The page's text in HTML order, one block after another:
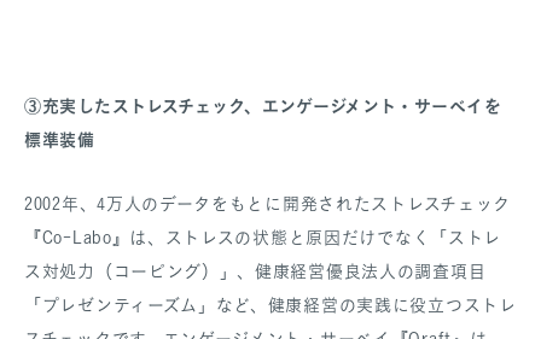
③充実したストレスチェック、エンゲージメント・サーベイを
標準装備
2002年、4万人のデータをもとに開発されたストレスチェック
『Co-Labo』は、ストレスの状態と原因だけでなく「ストレ
ス対処力（コーピング）」、健康経営優良法人の調査項目
「プレゼンティーズム」など、健康経営の実践に役立つストレ